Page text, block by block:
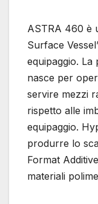
ASTRA 460 è
Surface
equipaggio.
nasce per
servire mezzi
rispetto alle
equipaggio.
produrre lo
Format
materiali